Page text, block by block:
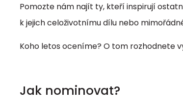
Pomozte nám najít ty, kteří inspirují
k jejich celoživotnímu dílu nebo
Koho letos oceníme? O tom rozhodnete
Jak nominovat?